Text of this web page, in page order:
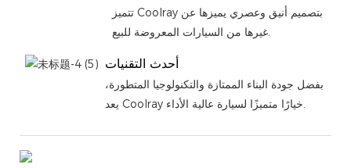
تتميز Coolray بتصميم أنيق وعصري يميزها عن
غيرها من السيارات المعروضة للبيع.
أحدث التقنيات
بفضل جودة البناء الممتازة والتكنولوجيا المتطورة،
يعد Coolray خيارًا متميزًا لسيارة عالية الأداء.